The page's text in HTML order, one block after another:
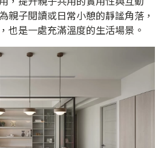
親子閱讀或日常小憩的靜謐角落，
也是一處充滿溫度的生活場景。